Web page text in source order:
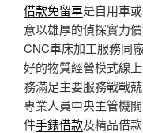
借款免留車是自用車
意以雄厚的偵探實力
CNC車床加工服務同
好的物質經營模式線
務滿足主要服務戰戰
專業人員中央主管機
件手錶借款及精品借